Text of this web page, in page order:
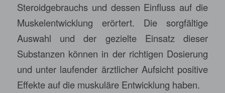
Steroidgebrauchs und dessen Einfluss auf die
Muskelentwicklung erörtert. Die sorgfältige
Auswahl und der gezielte Einsatz dieser
Substanzen können in der richtigen Dosierung
und unter laufender ärztlicher Aufsicht positive
Effekte auf die muskuläre Entwicklung haben.